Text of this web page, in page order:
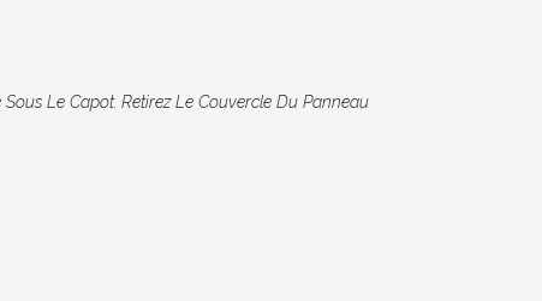
Le Capot. Retirez Le Couvercle Du Panneau